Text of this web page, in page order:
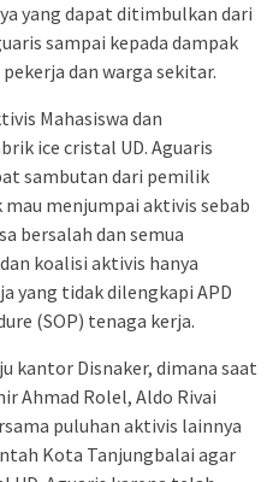
yang dapat ditimbulkan dari
sampai kepada dampak
dan warga sekitar.
Mahasiswa dan
ice cristal UD. Aguaris
sambutan dari pemilik
mau menjumpai aktivis sebab
bersalah dan semua
koalisi aktivis hanya
yang tidak dilengkapi APD
(SOP) tenaga kerja.
kantor Disnaker, dimana saat
Ahmad Rolel, Aldo Rivai
puluhan aktivis lainnya
Kota Tanjungbalai agar